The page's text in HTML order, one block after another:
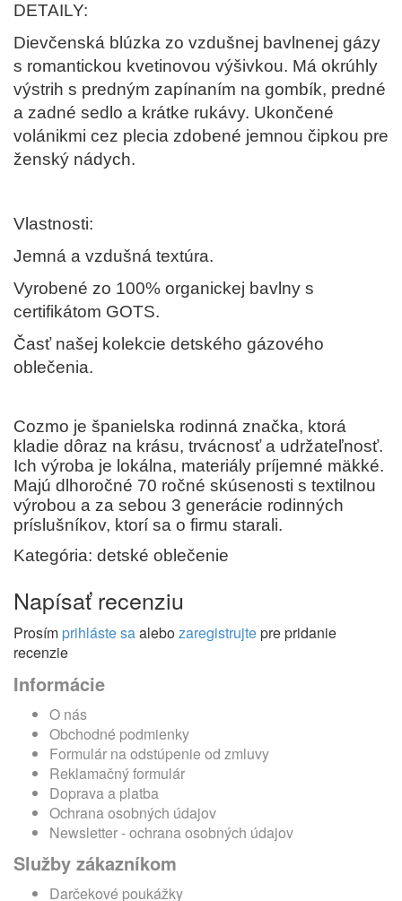
DETAILY:
Dievčenská blúzka zo vzdušnej bavlnenej gázy
s romantickou kvetinovou výšivkou. Má okrúhly
výstrih s predným zapínaním na gombík, predné
a zadné sedlo a krátke rukávy. Ukončené
volánikmi cez plecia zdobené jemnou čipkou pre
ženský nádych.
Vlastnosti:
Jemná a vzdušná textúra.
Vyrobené zo 100% organickej bavlny s
certifikátom GOTS.
Časť našej kolekcie detského gázového
oblečenia.
Cozmo je španielska rodinná značka, ktorá
kladie dôraz na krásu, trvácnosť a udržateľnosť.
Ich výroba je lokálna, materiály príjemné mäkké.
Majú dlhoročné 70 ročné skúsenosti s textilnou
výrobou a za sebou 3 generácie rodinných
príslušníkov, ktorí sa o firmu starali.
Kategória: detské oblečenie
Napísať recenziu
Prosím prihláste saalebozaregistrujtepre pridanie
recenzie
Informácie
O nás
Obchodné podmienky
Formulár na odstúpenie od zmluvy
Reklamačný formulár
Doprava a platba
Ochrana osobných údajov
Newsletter - ochrana osobných údajov
Služby zákazníkom
Darčekové poukážky